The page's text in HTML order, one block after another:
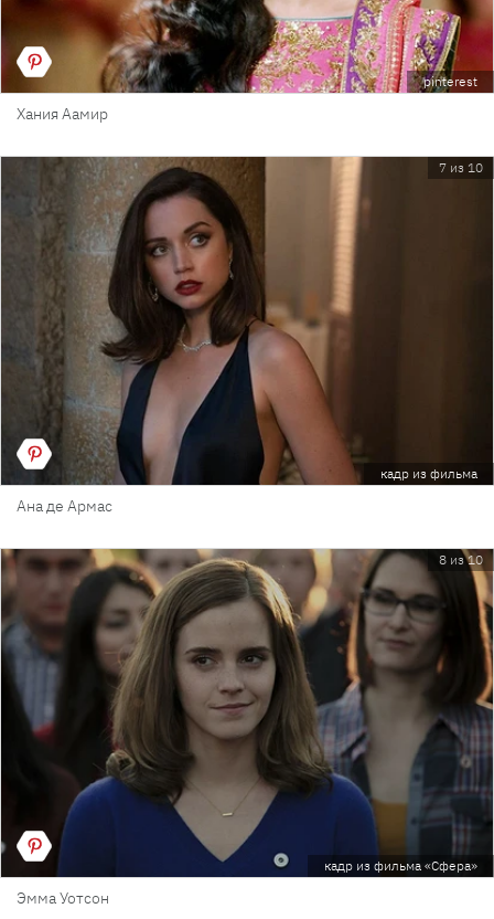
pinterest
Хания Аамир
7 из 10
кадр из фильма
Ана де Армас
8 из 10
кадр из фильма «Сфера»
Эмма Уотсон